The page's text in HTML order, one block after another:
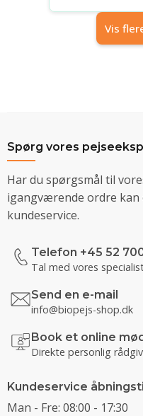
Vis
Spørg vores
Har du spørgsmål til
igangværende ordre
kundeservice.
Telefon +45 52
Tal med vores
Send en e-mail
info@biopejs-shop.dk
Book et online
Direkte personlig
Kundeservice
Man - Fre: 08:00 - 17:30